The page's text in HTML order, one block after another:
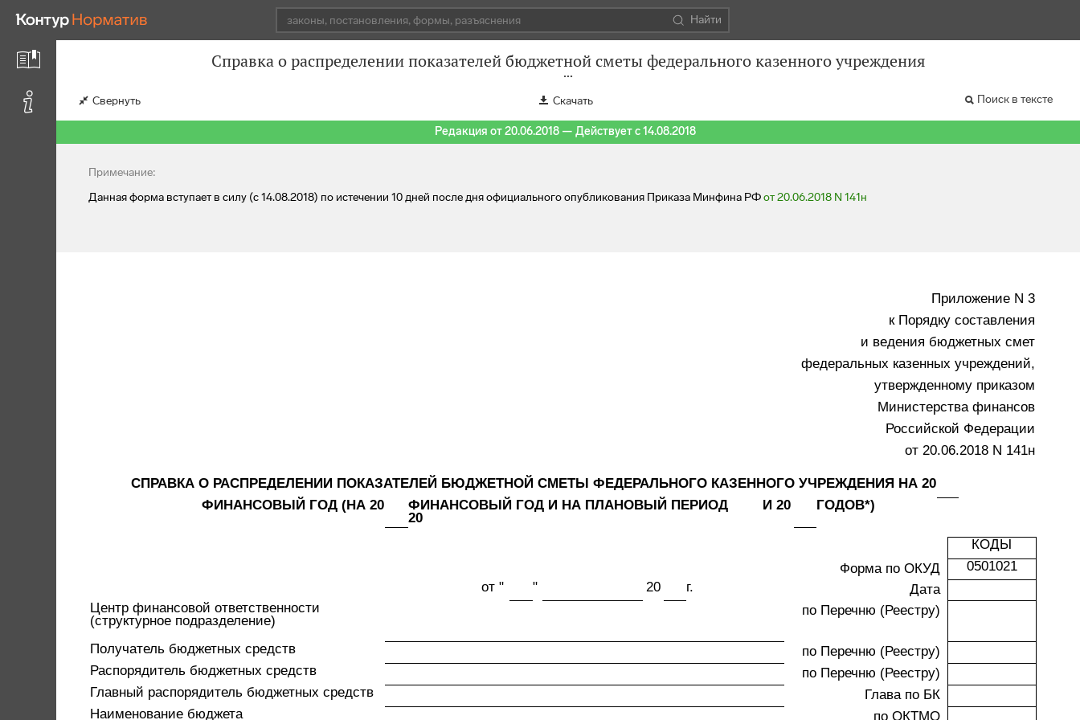
Найти
Справка о распределении показателей бюджетной сметы федерального казенного учреждения
Свернуть Скачать Поиск в тексте
Редакция от 20.06.2018 — Действует с 14.08.2018
Примечание:
Данная форма вступает в силу (с 14.08.2018) по истечении 10 дней после дня официального опубликования Приказа Минфина РФот 20.06.2018 N 141н
Приложение N 3
к Порядку составления
и ведения бюджетных смет
федеральных казенных учреждений,
утвержденному приказом
Министерства финансов
Российской Федерации
от 20.06.2018 N 141н
СПРАВКА О РАСПРЕДЕЛЕНИИ ПОКАЗАТЕЛЕЙ БЮДЖЕТНОЙ СМЕТЫ ФЕДЕРАЛЬНОГО КАЗЕННОГО УЧРЕЖДЕНИЯ НА 20
ФИНАНСОВЫЙ ГОД (НА 20
ФИНАНСОВЫЙ ГОД И НА ПЛАНОВЫЙ ПЕРИОД
20
И 20 ГОДОВ*)
КОДЫ
Форма по ОКУД
0501021
от "
" 20 г.
Дата
Центр финансовой ответственности
(структурное подразделение)
по Перечню (Реестру)
Получатель бюджетных средств
по Перечню (Реестру)
Распорядитель бюджетных средств
по Перечню (Реестру)
Главный распорядитель бюджетных средств
Глава по БК
Наименование бюджета
по ОКТМО